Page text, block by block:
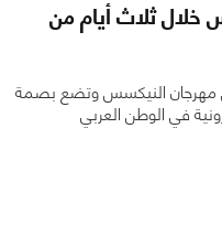
ثلاث أيام من
مهرجان النيكسس وتضع بصمة
في الوطن العربي